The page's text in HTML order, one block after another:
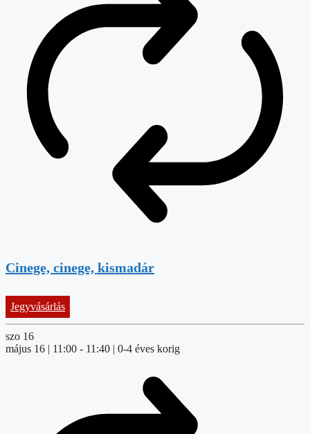
Jegyvásárlás
Cinege, cinege, kismadár
szo 16
május 16 | 11:00 - 11:40 | 0-4 éves korig